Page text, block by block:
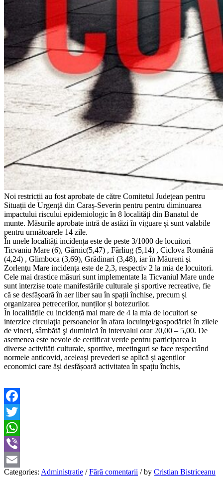
Noi restricții au fost aprobate de către Comitetul Județean pentru
Situații de Urgență din Caraș-Severin pentru pentru diminuarea
impactului riscului epidemiologic în 8 localități din Banatul de
munte. Măsurile aprobate intră de astăzi în viguare și sunt valabile
pentru următoarele 14 zile.
În unele localități incidența este de peste 3/1000 de locuitori
Ticvaniu Mare (6), Gârnic(5,47) , Fârliug (5,14) , Ciclova Română
(4,24) , Glimboca (3,69), Grădinari (3,48), iar în Măureni şi
Zorlenţu Mare incidența este de 2,3, respectiv 2 la mia de locuitori.
Cele mai drastice măsuri sunt implementate la Ticvaniul Mare unde
sunt interzise toate manifestările culturale și sportive recreative, fie
că se desfășoară în aer liber sau în spații închise, precum și
organizarea petrecerilor, nunților și botezurilor.
În localitățile cu incidență mai mare de 4 la mia de locuitori se
interzice circulaţia persoanelor în afara locuinţei/gospodăriei în zilele
de vineri, sâmbătă şi duminică în intervalul orar 20,00 – 5,00. De
asemenea este nevoie de certificat verde pentru participarea la
diverse activități culturale, sportive, meetinguri se face respectând
normele anticovid, aceleași prevederi se aplică și agenților
economici care ăși desfășoară activitatea în spațiu închis,
Facebook
Twitter
WhatsApp
Viber
Email
Categories: Administratie / Fără comentarii /by Cristian Bistriceanu